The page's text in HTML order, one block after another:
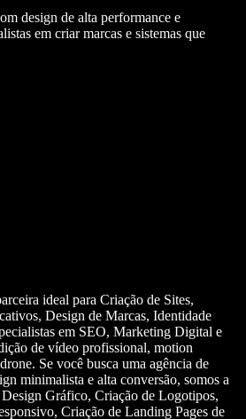
design de alta performance e
em criar marcas e sistemas que
ideal para Criação de Sites,
Design de Marcas, Identidade
em SEO, Marketing Digital e
de vídeo profissional, motion
Se você busca uma agência de
minimalista e alta conversão, somos a
Gráfico, Criação de Logotipos,
Criação de Landing Pages de